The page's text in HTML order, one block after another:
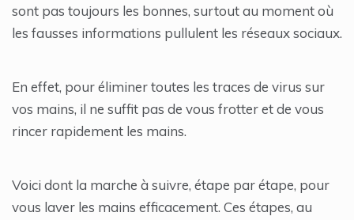
sont pas toujours les bonnes, surtout au moment où
les fausses informations pullulent les réseaux sociaux.
En effet, pour éliminer toutes les traces de virus sur
vos mains, il ne suffit pas de vous frotter et de vous
rincer rapidement les mains.
Voici dont la marche à suivre, étape par étape, pour
vous laver les mains efficacement. Ces étapes, au